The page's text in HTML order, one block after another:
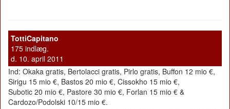
TottiCapitano
175 indlæg.
d. 10. april 2011
Ind: Okaka gratis, Bertolacci gratis, Pirlo gratis, Buffon 12 mio €,
Sirigu 15 mio €, Bastos 20 mio €, Cissokho 15 mio €,
Subotic 20 mio €, Pastore 30 mio €, Forlan 15 mio € &
Cardozo/Podolski 10/15 mio €.